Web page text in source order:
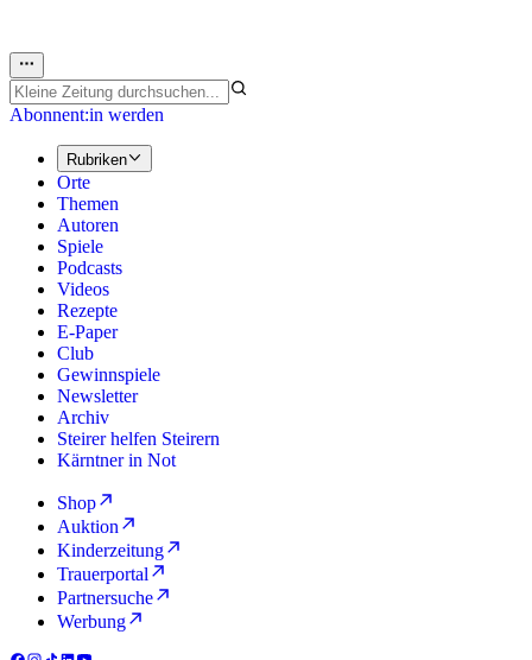
Abonnent:in werden
Rubriken
Orte
Themen
Autoren
Spiele
Podcasts
Videos
Rezepte
E-Paper
Club
Gewinnspiele
Newsletter
Archiv
Steirer helfen Steirern
Kärntner in Not
Shop
Auktion
Kinderzeitung
Trauerportal
Partnersuche
Werbung